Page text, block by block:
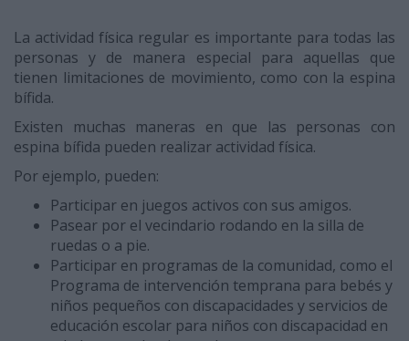
La actividad física regular es importante para todas las
personas y de manera especial para aquellas que
tienen limitaciones de movimiento, como con la espina
bífida.
Existen muchas maneras en que las personas con
espina bífida pueden realizar actividad física.
Por ejemplo, pueden:
Participar en juegos activos con sus amigos.
Pasear por el vecindario rodando en la silla de
ruedas o a pie.
Participar en programas de la comunidad, como el
Programa de intervención temprana para bebés y
niños pequeños con discapacidades y servicios de
educación escolar para niños con discapacidad en